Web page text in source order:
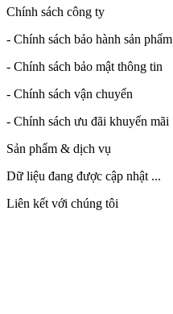
Chính sách công ty
- Chính sách bảo hành sản phẩm
- Chính sách bảo mật thông tin
- Chính sách vận chuyển
- Chính sách ưu đãi khuyến mãi
Sản phẩm & dịch vụ
Dữ liệu đang được cập nhật ...
Liên kết với chúng tôi